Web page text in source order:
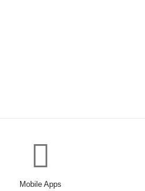
Mobile Apps